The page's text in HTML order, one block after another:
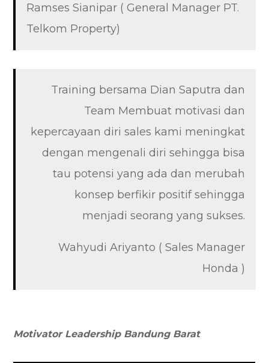
Ramses Sianipar ( General Manager PT.
Telkom Property)
Training bersama Dian Saputra dan
Team Membuat motivasi dan
kepercayaan diri sales kami meningkat
dengan mengenali diri sehingga bisa
tau potensi yang ada dan merubah
konsep berfikir positif sehingga
menjadi seorang yang sukses.
Wahyudi Ariyanto ( Sales Manager
Honda )
Motivator Leadership Bandung Barat